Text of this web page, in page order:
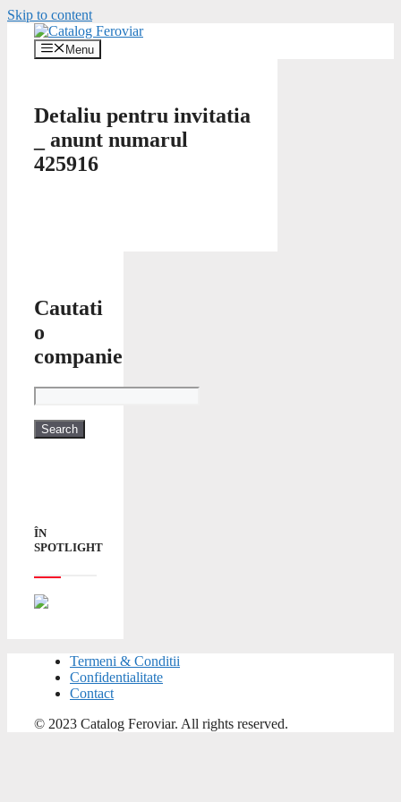
Skip to content
Menu
Detaliu pentru invitatia
_ anunt numarul
425916
Cautati
o
companie
ÎN
SPOTLIGHT
Termeni & Conditii
Confidentialitate
Contact
© 2023 Catalog Feroviar. All rights reserved.